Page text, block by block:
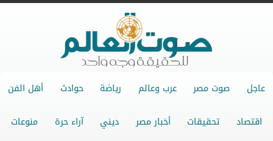
عاجل صوت مصر عرب وعالم رياضة حوادث أهل الفن
اقتصاد تحقيقات أخبار مصر ديني آراء حرة منوعات